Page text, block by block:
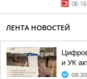
08:18
ЛЕНТА НОВОСТЕЙ
и УК
08:30